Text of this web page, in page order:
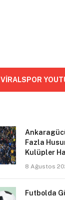
VİRALSPOR
Fazla
Kulüpler
8 Ağustos
Futbolda